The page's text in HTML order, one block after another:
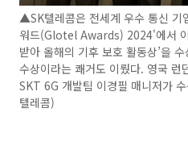
▲SK텔레콤은 전세계 우수 통신 기
워드(Glotel Awards) 2024'에서
받아 올해의 기후 보호 활동상’을
수상이라는 쾌거도 이뤘다. 영국 런
SKT 6G 개발팀 이경필 매니저가
텔레콤)